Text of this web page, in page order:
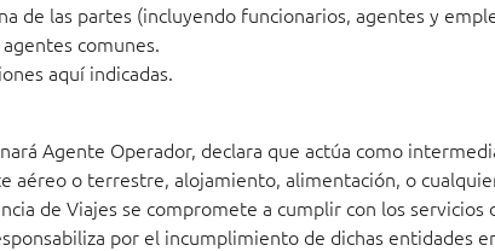
de las partes (incluyendo funcionarios, agentes y
comunes.
aquí indicadas.
Agente Operador, declara que actúa como
aéreo o terrestre, alojamiento, alimentación, o
de Viajes se compromete a cumplir con los
por el incumplimiento de dichas entidades